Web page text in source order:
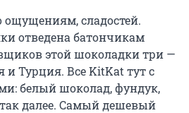
ощущениям, сладостей.
отведена батончикам
этой шоколадки три —
Турция. Все KitKat тут с
белый шоколад, фундук,
далее. Самый дешевый